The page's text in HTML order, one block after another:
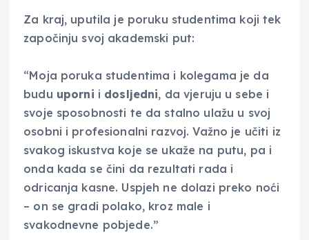
Za kraj, uputila je poruku studentima koji tek
započinju svoj akademski put:
“Moja poruka studentima i kolegama je da
budu uporni i dosljedni, da vjeruju u sebe i
svoje sposobnosti te da stalno ulažu u svoj
osobni i profesionalni razvoj. Važno je učiti iz
svakog iskustva koje se ukaže na putu, pa i
onda kada se čini da rezultati rada i
odricanja kasne. Uspjeh ne dolazi preko noći
– on se gradi polako, kroz male i
svakodnevne pobjede.”